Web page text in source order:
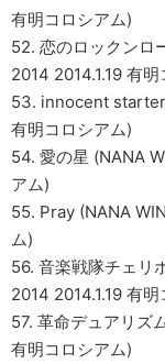
有明コロシアム)
52. 恋のロックンロ
2014 2014.1.19 有
53. innocent starter
有明コロシアム)
54. 愛の星 (NANA
アム)
55. Pray (NANA
ム)
56. 音楽戦隊チェリ
2014 2014.1.19 有
57. 革命デュアリズ
有明コロシアム)